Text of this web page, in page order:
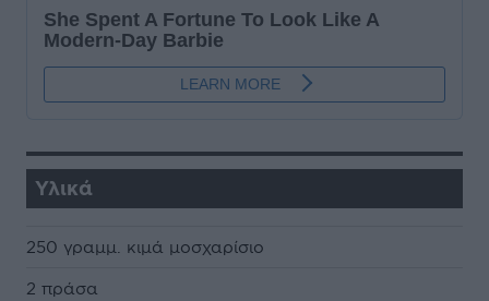
Υλικά
250 γραµµ. κιµά µοσχαρίσιο
2 πράσα